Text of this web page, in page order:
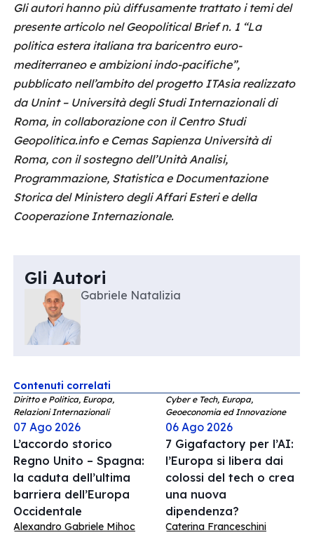
Gli autori hanno più diffusamente trattato i temi del
presente articolo nel Geopolitical Brief n. 1 “La
politica estera italiana tra baricentro euro-
mediterraneo e ambizioni indo-pacifiche”,
pubblicato nell’ambito del progetto ITAsia realizzato
da Unint – Università degli Studi Internazionali di
Roma, in collaborazione con il Centro Studi
Geopolitica.info e Cemas Sapienza Università di
Roma, con il sostegno dell’Unità Analisi,
Programmazione, Statistica e Documentazione
Storica del Ministero degli Affari Esteri e della
Cooperazione Internazionale.
Gli Autori
Gabriele Natalizia
Contenuti correlati
Diritto e Politica, Europa,
Relazioni Internazionali
07 Ago 2026
L’accordo storico
Regno Unito – Spagna:
la caduta dell’ultima
barriera dell’Europa
Occidentale
Alexandro Gabriele Mihoc
Cyber e Tech, Europa,
Geoeconomia ed Innovazione
06 Ago 2026
7 Gigafactory per l’AI:
l’Europa si libera dai
colossi del tech o crea
una nuova
dipendenza?
Caterina Franceschini